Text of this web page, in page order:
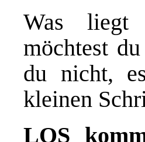
Was liegt
möchtest
du nicht,
kleinen
LOS